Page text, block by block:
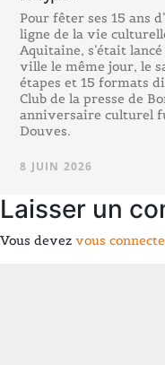
Pour fêter ses 15 ans
ligne de la vie
Aquitaine, s’était
ville le même jour, le
étapes et 15 formats
Club de la presse de
anniversaire culturel
Douves.
8 JUIN 2026
Laisser un
Vous devez vous